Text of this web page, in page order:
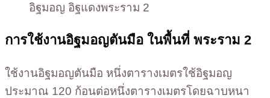
อิฐมอญ อิฐแดงพระราม 2
การใช้งานอิฐมอญตันมือ ในพื้นที่ พระราม 2
ใช้งานอิฐมอญตันมือ หนึ่งตารางเมตรใช้อิฐมอญ
ประมาณ 120 ก้อนต่อหนึ่งตารางเมตรโดยฉาบหนา